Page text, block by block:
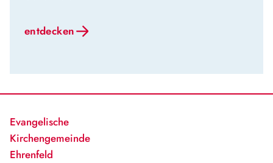
entdecken
Evangelische
Kirchengemeinde
Ehrenfeld